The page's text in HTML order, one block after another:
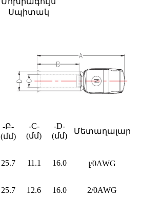
Սպիտակ
-Բ-
(մմ)
-C-
(մմ)
-D-
(մմ)
Մետաղալար
25.7 11.1 16.0 լ/0AWG
25.7 12.6 16.0 2/0AWG